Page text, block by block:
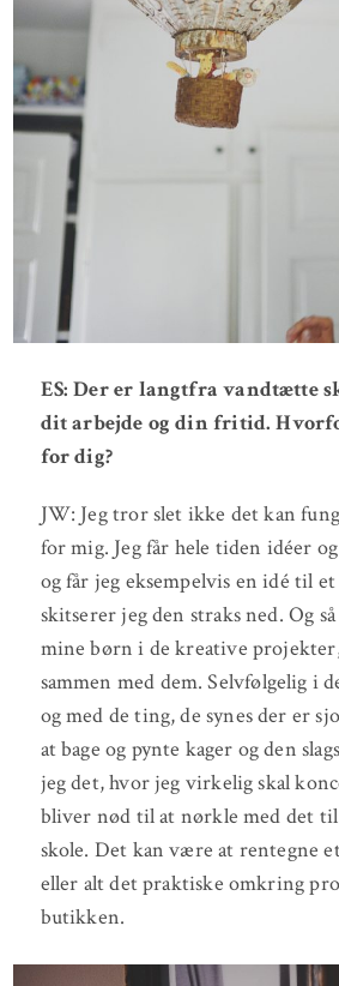
ES: Der er langtfra vandtætte
dit arbejde og din fritid.
for dig?
JW: Jeg tror slet ikke det kan
for mig. Jeg får hele tiden idéer
og får jeg eksempelvis en idé til et
skitserer jeg den straks ned. Og
mine børn i de kreative
sammen med dem. Selvfølgelig i
og med de ting, de synes der er
at bage og pynte kager og den
jeg det, hvor jeg virkelig skal
bliver nød til at nørkle med det
skole. Det kan være at rentegne
eller alt det praktiske omkring
butikken.